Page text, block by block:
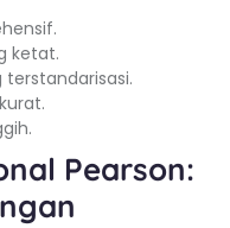
ketat.
Pearson: